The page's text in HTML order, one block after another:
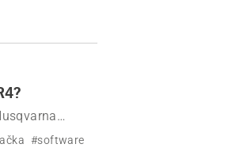
#software